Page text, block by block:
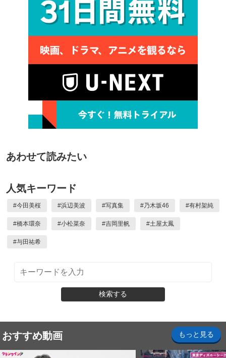
あわせて読みたい
人気キーワード
#今田美桜 #浜辺美波 #写真集 #乃木坂46 #有村架純
#橋本環奈 #小松菜奈 #吉岡里帆 #土屋太鳳
#与田祐希
検索する
おすすめ動画 もっと見る